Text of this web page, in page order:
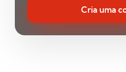
Cria uma